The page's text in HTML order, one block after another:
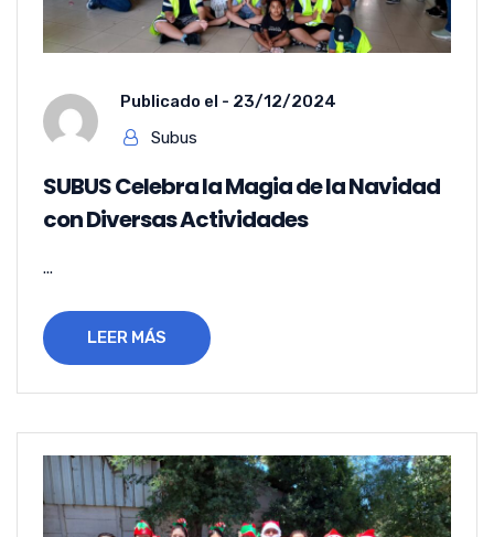
Publicado el - 23/12/2024
Subus
SUBUS Celebra la Magia de la Navidad
con Diversas Actividades
...
LEER MÁS